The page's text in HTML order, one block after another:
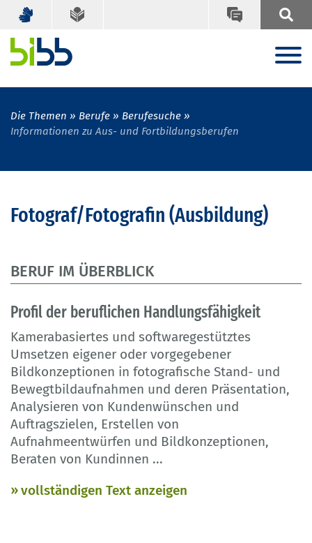
Die Themen Berufe
Berufesuche
Informationen zu Aus- und Fortbildungsberufen
Fotograf/Fotografin (Ausbildung)
BERUF IM ÜBERBLICK
Profil der beruflichen Handlungsfähigkeit
Kamerabasiertes und softwaregestütztes
Umsetzen eigener oder vorgegebener
Bildkonzeptionen in fotografische Stand- und
Bewegtbildaufnahmen und deren Präsentation,
Analysieren von Kundenwünschen und
Auftragszielen, Erstellen von
Aufnahmeentwürfen und Bildkonzeptionen,
Beraten von Kundinnen ...
vollständigen Text anzeigen